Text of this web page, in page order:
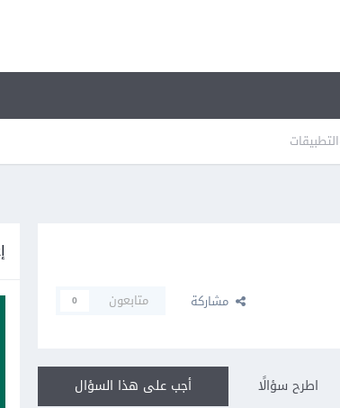
مشاركة متابعون 0
أجب على هذا السؤال اطرح سؤالًا